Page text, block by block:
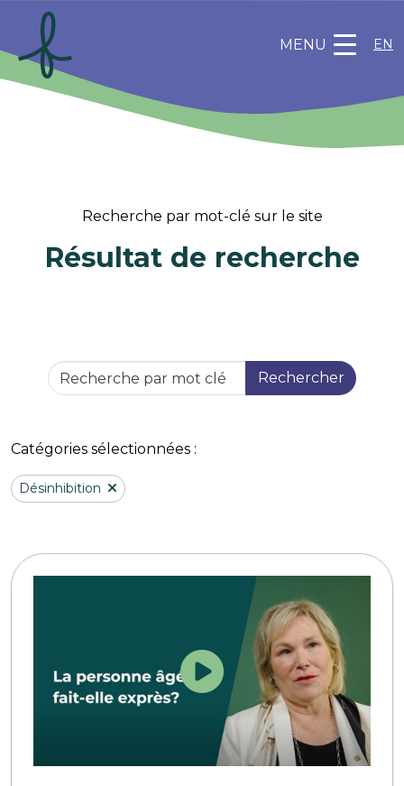
MENU EN
Recherche par mot-clé sur le site
Résultat de recherche
Rechercher
Catégories sélectionnées :
Désinhibition